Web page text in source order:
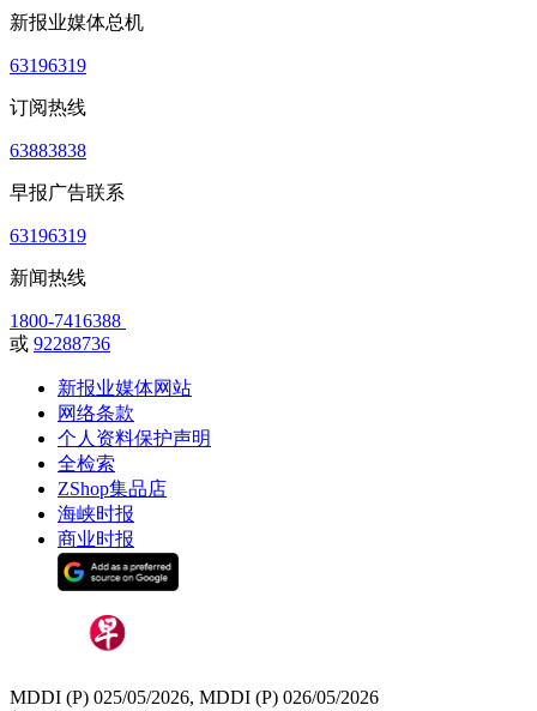
新报业媒体总机
63196319
订阅热线
63883838
早报广告联系
63196319
新闻热线
1800-7416388
或 92288736
新报业媒体网站
网络条款
个人资料保护声明
全检索
ZShop集品店
海峡时报
商业时报
MDDI (P) 025/05/2026, MDDI (P) 026/05/2026